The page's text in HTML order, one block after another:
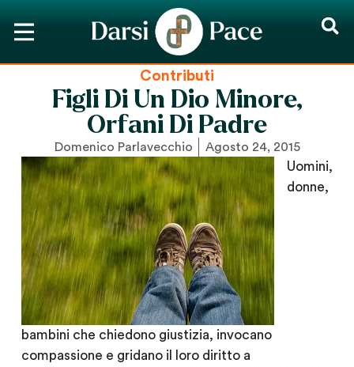
Contributi
Figli Di Un Dio Minore,
Orfani Di Padre
Domenico Parlavecchio Agosto 24, 2015
Uomini,
donne,
bambini che chiedono giustizia, invocano
compassione e gridano il loro diritto a